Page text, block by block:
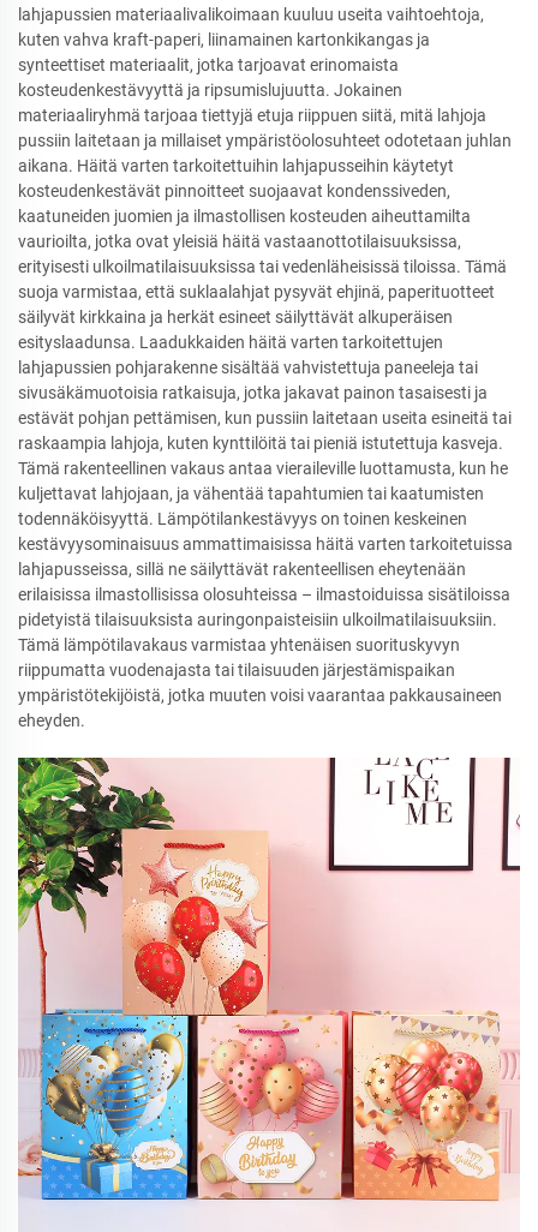
lahjapussien materiaalivalikoimaan kuuluu useita vaihtoehtoja,
kuten vahva kraft-paperi, liinamainen kartonkikangas ja
synteettiset materiaalit, jotka tarjoavat erinomaista
kosteudenkestävyyttä ja ripsumislujuutta. Jokainen
materiaaliryhmä tarjoaa tiettyjä etuja riippuen siitä, mitä lahjoja
pussiin laitetaan ja millaiset ympäristöolosuhteet odotetaan juhlan
aikana. Häitä varten tarkoitettuihin lahjapusseihin käytetyt
kosteudenkestävät pinnoitteet suojaavat kondenssiveden,
kaatuneiden juomien ja ilmastollisen kosteuden aiheuttamilta
vaurioilta, jotka ovat yleisiä häitä vastaanottotilaisuuksissa,
erityisesti ulkoilmatilaisuuksissa tai vedenläheisissä tiloissa. Tämä
suoja varmistaa, että suklaalahjat pysyvät ehjinä, paperituotteet
säilyvät kirkkaina ja herkät esineet säilyttävät alkuperäisen
esityslaadunsa. Laadukkaiden häitä varten tarkoitettujen
lahjapussien pohjarakenne sisältää vahvistettuja paneeleja tai
sivusäkämuotoisia ratkaisuja, jotka jakavat painon tasaisesti ja
estävät pohjan pettämisen, kun pussiin laitetaan useita esineitä tai
raskaampia lahjoja, kuten kynttilöitä tai pieniä istutettuja kasveja.
Tämä rakenteellinen vakaus antaa vieraileville luottamusta, kun he
kuljettavat lahjojaan, ja vähentää tapahtumien tai kaatumisten
todennäköisyyttä. Lämpötilankestävyys on toinen keskeinen
kestävyysominaisuus ammattimaisissa häitä varten tarkoitetuissa
lahjapusseissa, sillä ne säilyttävät rakenteellisen eheytenään
erilaisissa ilmastollisissa olosuhteissa – ilmastoiduissa sisätiloissa
pidetyistä tilaisuuksista auringonpaisteisiin ulkoilmatilaisuuksiin.
Tämä lämpötilavakaus varmistaa yhtenäisen suorituskyvyn
riippumatta vuodenajasta tai tilaisuuden järjestämispaikan
ympäristötekijöistä, jotka muuten voisi vaarantaa pakkausaineen
eheyden.